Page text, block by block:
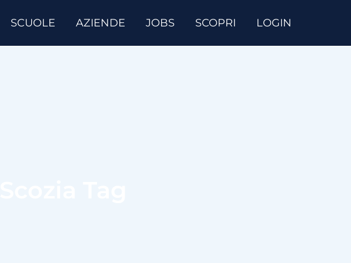
SCUOLE AZIENDE JOBS SCOPRI LOGIN